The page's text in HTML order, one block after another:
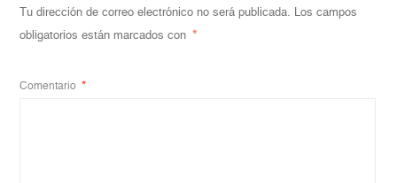
Tu dirección de correo electrónico no será publicada. Los campos
obligatorios están marcados con *
Comentario *